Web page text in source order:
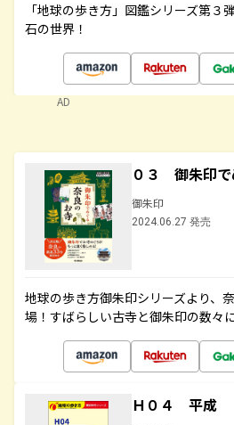
「地球の歩き方」図鑑シリーズ第３
石の世界！
AD
０３ 御朱印で
御朱印
2024.06.27 発売
地球の歩き方御朱印シリーズより、
場！すばらしい古寺と御朱印の数々
Ｈ０４ 平成